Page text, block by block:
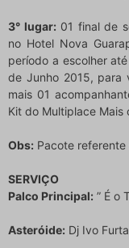
3° lugar: 01 final de
no Hotel Nova
período a escolher
de Junho 2015, para
mais 01
Kit do Multiplace
Obs: Pacote
SERVIÇO
Palco Principal: ” É o
Asteróide: Dj Ivo